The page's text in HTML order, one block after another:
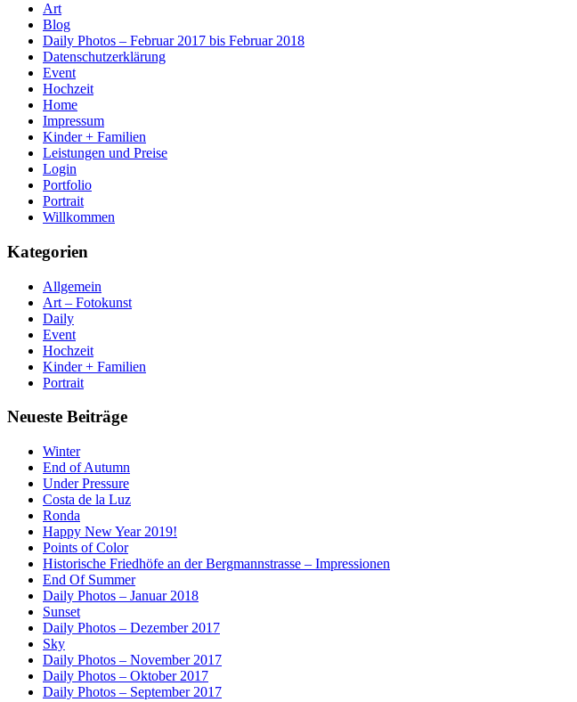
Art
Blog
Daily Photos – Februar 2017 bis Februar 2018
Datenschutzerklärung
Event
Hochzeit
Home
Impressum
Kinder + Familien
Leistungen und Preise
Login
Portfolio
Portrait
Willkommen
Kategorien
Allgemein
Art – Fotokunst
Daily
Event
Hochzeit
Kinder + Familien
Portrait
Neueste Beiträge
Winter
End of Autumn
Under Pressure
Costa de la Luz
Ronda
Happy New Year 2019!
Points of Color
Historische Friedhöfe an der Bergmannstrasse – Impressionen
End Of Summer
Daily Photos – Januar 2018
Sunset
Daily Photos – Dezember 2017
Sky
Daily Photos – November 2017
Daily Photos – Oktober 2017
Daily Photos – September 2017